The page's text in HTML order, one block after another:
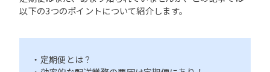
以下の3つのポイントについて紹介します。
・定期便とは？